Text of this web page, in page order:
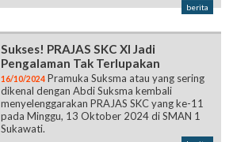
berita
Sukses! PRAJAS SKC XI Jadi
Pengalaman Tak Terlupakan
16/10/2024 Pramuka Suksma atau yang sering
dikenal dengan Abdi Suksma kembali
menyelenggarakan PRAJAS SKC yang ke-11
pada Minggu, 13 Oktober 2024 di SMAN 1
Sukawati.